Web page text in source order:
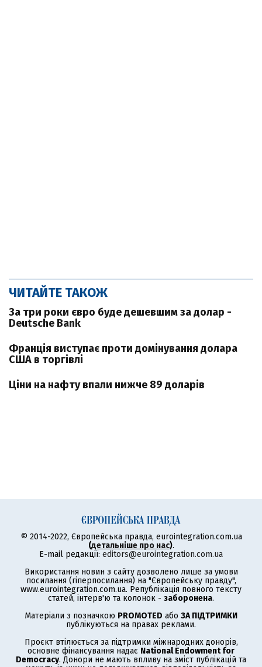
ЧИТАЙТЕ ТАКОЖ
За три роки євро буде дешевшим за долар -
Deutsche Bank
Франція виступає проти домінування долара
США в торгівлі
Ціни на нафту впали нижче 89 доларів
© 2014-2022, Європейська правда, eurointegration.com.ua
(детальніше про нас).
E-mail редакції: editors@eurointegration.com.ua
Використання новин з сайту дозволено лише за умови
посилання (гіперпосилання) на "Європейську правду",
www.eurointegration.com.ua. Републікація повного тексту
статей, інтерв'ю та колонок - заборонена.
Матеріали з позначкою PROMOTED або ЗА ПІДТРИМКИ
публікуються на правах реклами.
Проєкт втілюється за підтримки міжнародних донорів,
основне фінансування надає National Endowment for
Democracy. Донори не мають впливу на зміст публікацій та